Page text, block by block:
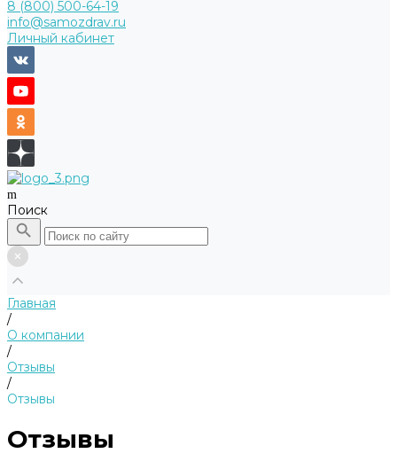
8 (800) 500-64-19
info@samozdrav.ru
Личный кабинет
Поиск
Главная
/
О компании
/
Отзывы
/
Отзывы
Отзывы